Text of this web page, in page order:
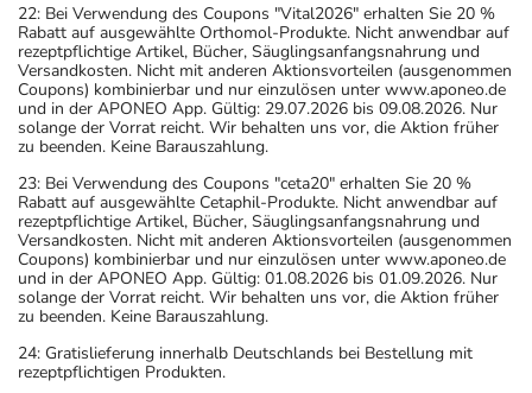
22: Bei Verwendung des Coupons "Vital2026" erhalten Sie 20 %
Rabatt auf ausgewählte Orthomol-Produkte. Nicht anwendbar auf
rezeptpflichtige Artikel, Bücher, Säuglingsanfangsnahrung und
Versandkosten. Nicht mit anderen Aktionsvorteilen (ausgenommen
Coupons) kombinierbar und nur einzulösen unter www.aponeo.de
und in der APONEO App. Gültig: 29.07.2026 bis 09.08.2026. Nur
solange der Vorrat reicht. Wir behalten uns vor, die Aktion früher
zu beenden. Keine Barauszahlung.
23: Bei Verwendung des Coupons "ceta20" erhalten Sie 20 %
Rabatt auf ausgewählte Cetaphil-Produkte. Nicht anwendbar auf
rezeptpflichtige Artikel, Bücher, Säuglingsanfangsnahrung und
Versandkosten. Nicht mit anderen Aktionsvorteilen (ausgenommen
Coupons) kombinierbar und nur einzulösen unter www.aponeo.de
und in der APONEO App. Gültig: 01.08.2026 bis 01.09.2026. Nur
solange der Vorrat reicht. Wir behalten uns vor, die Aktion früher
zu beenden. Keine Barauszahlung.
24: Gratislieferung innerhalb Deutschlands bei Bestellung mit
rezeptpflichtigen Produkten.